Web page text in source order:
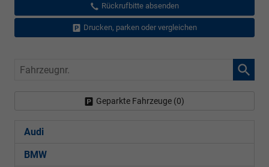
Rückrufbitte absenden
Drucken, parken oder vergleichen
Fahrzeugnr.
Geparkte Fahrzeuge (0)
Audi
BMW